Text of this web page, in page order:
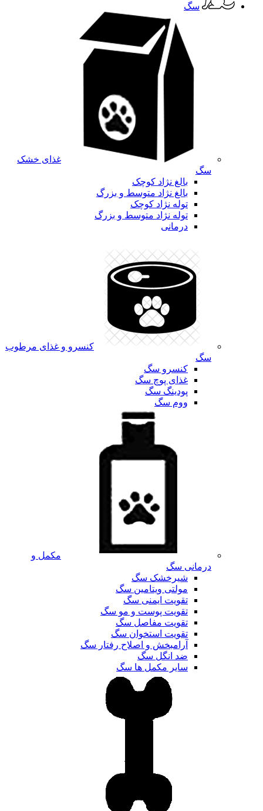
سگ
غذای خشک
سگ
بالغ نژاد کوچک
بالغ نژاد متوسط و بزرگ
توله نژاد کوچک
توله نژاد متوسط و بزرگ
درمانی
کنسرو و غذای مرطوب
سگ
کنسرو سگ
غذای پوچ سگ
پودینگ سگ
ووم سگ
مکمل و
درمانی سگ
شیرخشک سگ
مولتی ویتامین سگ
تقویت ایمنی سگ
تقویت پوست و مو سگ
تقویت مفاصل سگ
تقویت استخوان سگ
آرامبخش و اصلاح رفتار سگ
ضد انگل سگ
سایر مکمل ها سگ